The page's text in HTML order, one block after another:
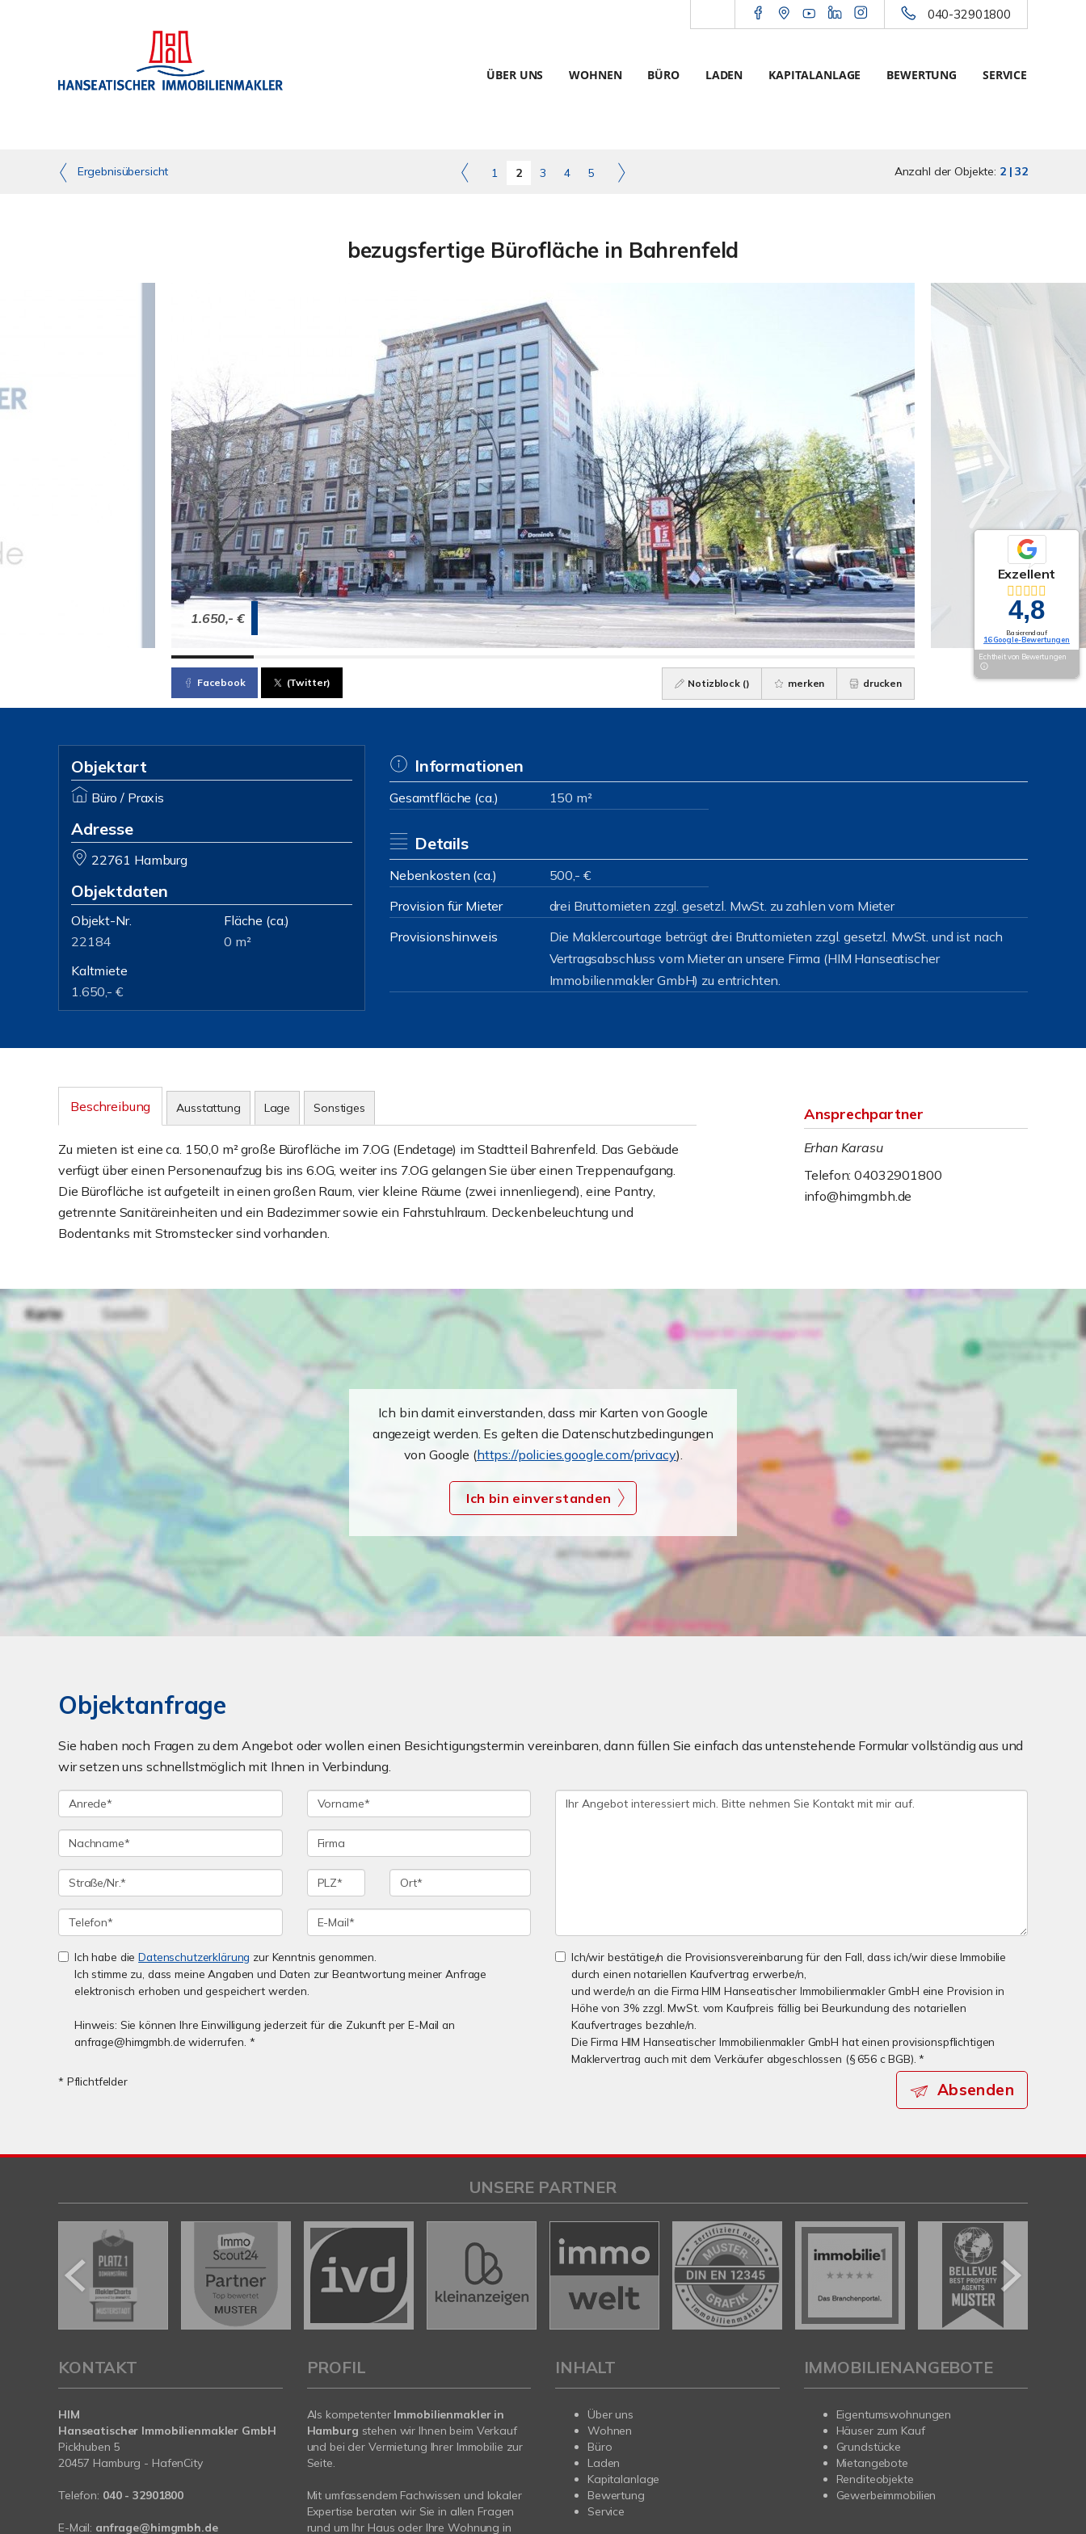
040-32901800
ÜBER UNS WOHNEN BÜRO LADEN KAPITALANLAGE BEWERTUNG SERVICE
Ergebnisübersicht 1 2 3 4 5 Anzahl der Objekte: 2 | 32
bezugsfertige Bürofläche in Bahrenfeld
1.650,- €
Facebook (Twitter) Notizblock () merken drucken
Objektart
Büro / Praxis
Adresse
22761 Hamburg
Objektdaten
Objekt-Nr.
22184
Fläche (ca.)
0 m²
Kaltmiete
1.650,- €
Informationen
Gesamtfläche (ca.) 150 m²
Details
Nebenkosten (ca.)
500,- €
Provision für Mieter
drei Bruttomieten zzgl. gesetzl. MwSt. zu zahlen vom Mieter
Provisionshinweis
Die Maklercourtage beträgt drei Bruttomieten zzgl. gesetzl. MwSt. und ist nach
Vertragsabschluss vom Mieter an unsere Firma (HIM Hanseatischer
Immobilienmakler GmbH) zu entrichten.
Beschreibung Ausstattung Lage Sonstiges
Zu mieten ist eine ca. 150,0 m² große Bürofläche im 7.OG (Endetage) im Stadtteil Bahrenfeld. Das Gebäude
verfügt über einen Personenaufzug bis ins 6.OG, weiter ins 7.OG gelangen Sie über einen Treppenaufgang.
Die Bürofläche ist aufgeteilt in einen großen Raum, vier kleine Räume (zwei innenliegend), eine Pantry,
getrennte Sanitäreinheiten und ein Badezimmer sowie ein Fahrstuhlraum. Deckenbeleuchtung und
Bodentanks mit Stromstecker sind vorhanden.
Ansprechpartner
Erhan Karasu
Telefon: 04032901800
info@himgmbh.de
Ich bin damit einverstanden, dass mir Karten von Google
angezeigt werden. Es gelten die Datenschutzbedingungen
von Google (https://policies.google.com/privacy).
Ich bin einverstanden
Objektanfrage
Sie haben noch Fragen zu dem Angebot oder wollen einen Besichtigungstermin vereinbaren, dann füllen Sie einfach das untenstehende Formular vollständig aus und
wir setzen uns schnellstmöglich mit Ihnen in Verbindung.
Ich habe dieDatenschutzerklärung zur Kenntnis genommen.
Ich stimme zu, dass meine Angaben und Daten zur Beantwortung meiner Anfrage
elektronisch erhoben und gespeichert werden.
Hinweis: Sie können Ihre Einwilligung jederzeit für die Zukunft per E-Mail an
anfrage@himgmbh.de widerrufen. *
Ich/wir bestätige/n die Provisionsvereinbarung für den Fall, dass ich/wir diese Immobilie
durch einen notariellen Kaufvertrag erwerbe/n,
und werde/n an die Firma HIM Hanseatischer Immobilienmakler GmbH eine Provision in
Höhe von 3% zzgl. MwSt. vom Kaufpreis fällig bei Beurkundung des notariellen
Kaufvertrages bezahle/n.
Die Firma HIM Hanseatischer Immobilienmakler GmbH hat einen provisionspflichtigen
Maklervertrag auch mit dem Verkäufer abgeschlossen (§ 656 c BGB). *
* Pflichtfelder
Absenden
Exzellent
4,8
Basierend auf
16 Google-Bewertungen
Echtheit von Bewertungen
UNSERE PARTNER
KONTAKT
HIM
Hanseatischer Immobilienmakler GmbH
Pickhuben 5
20457 Hamburg - HafenCity
Telefon: 040 - 32901800
E-Mail: anfrage@himgmbh.de
PROFIL
Als kompetenter Immobilienmakler in
Hamburg stehen wir Ihnen beim Verkauf
und bei der Vermietung Ihrer Immobilie zur
Seite.
Mit umfassendem Fachwissen und lokaler
Expertise beraten wir Sie in allen Fragen
rund um Ihr Haus oder Ihre Wohnung in
INHALT
Über uns
Wohnen
Büro
Laden
Kapitalanlage
Bewertung
Service
IMMOBILIENANGEBOTE
Eigentumswohnungen
Häuser zum Kauf
Grundstücke
Mietangebote
Renditeobjekte
Gewerbeimmobilien